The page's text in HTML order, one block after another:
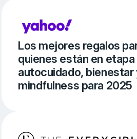
Los mejores regalos
quienes están en etapa
autocuidado, bienestar
mindfulness para 2025